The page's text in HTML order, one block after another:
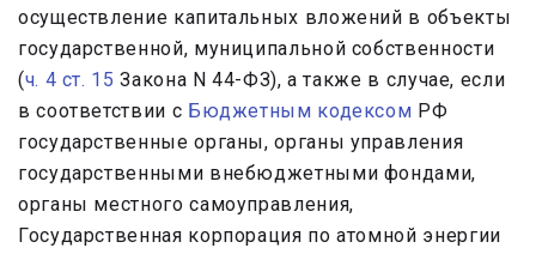
осуществление капитальных вложений в объекты
государственной, муниципальной собственности
(ч. 4 ст. 15 Закона N 44-ФЗ), а также в случае, если
в соответствии с Бюджетным кодексом РФ
государственные органы, органы управления
государственными внебюджетными фондами,
органы местного самоуправления,
Государственная корпорация по атомной энергии